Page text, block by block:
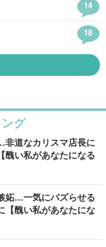
グ
道なカリスマ店長に
醜い私があなたになる
妬…一気にバズらせる
【醜い私があなたにな